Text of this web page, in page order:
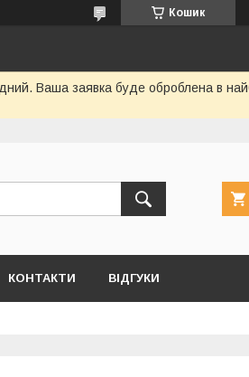
Кошик
Ваша заявка буде оброблена в
КОНТАКТИ ВІДГУКИ